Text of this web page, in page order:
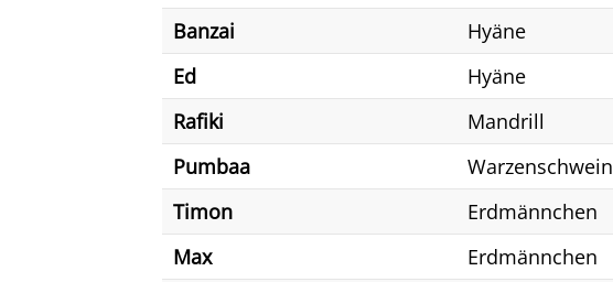
Banzai
Hyäne
Ed
Hyäne
Rafiki
Mandrill
Pumbaa
Warzenschwein
Timon
Erdmännchen
Max
Erdmännchen